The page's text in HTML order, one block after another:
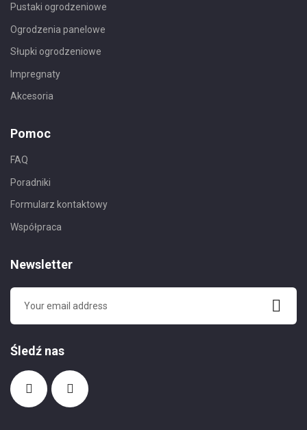
Pustaki ogrodzeniowe
Ogrodzenia panelowe
Słupki ogrodzeniowe
Impregnaty
Akcesoria
Pomoc
FAQ
Poradniki
Formularz kontaktowy
Współpraca
Newsletter
Śledź nas